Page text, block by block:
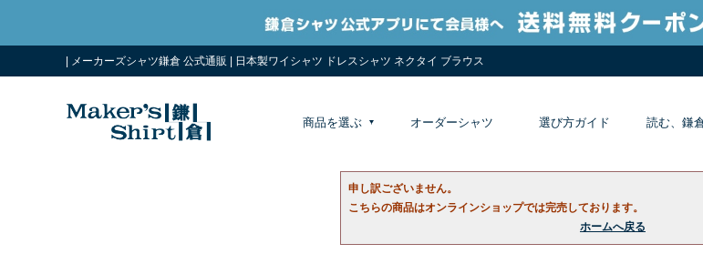
| メーカーズシャツ鎌倉 公式通販 | 日本製ワイシャツ ドレスシャツ ネクタイ ブラウス
商品を選ぶ オーダーシャツ 選び方ガイド 読む、鎌
申し訳ございません。
こちらの商品はオンラインショップでは完売しております。
ホームへ戻る